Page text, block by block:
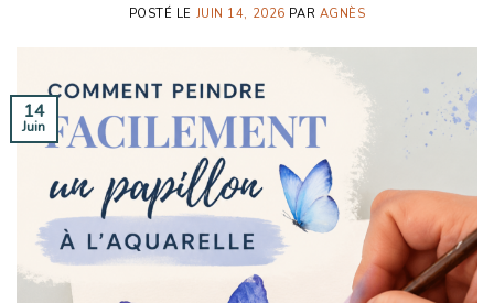
POSTÉ LE JUIN 14, 2026 PAR AGNÈS
14
Juin